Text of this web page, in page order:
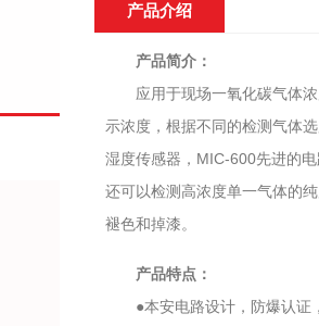
产品介绍
产品简介：
应用于现场一氧化碳气体浓
示浓度，根据不同的检测气体
湿度传感器，MIC-600先进的
还可以检测高浓度单一气体的
褪色和掉漆。
产品特点：
●本安电路设计，防爆认证